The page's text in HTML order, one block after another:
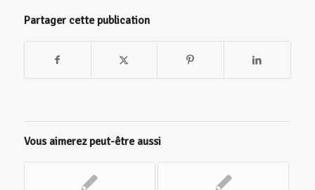
Partager cette publication
Vous aimerez peut-être aussi